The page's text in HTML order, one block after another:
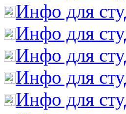
Инфо для
Инфо для
Инфо для
Инфо для
Инфо для